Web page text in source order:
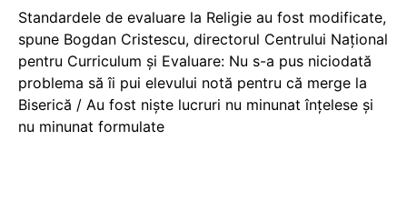
Standardele de evaluare la Religie au fost modificate,
spune Bogdan Cristescu, directorul Centrului Național
pentru Curriculum și Evaluare: Nu s-a pus niciodată
problema să îi pui elevului notă pentru că merge la
Biserică / Au fost niște lucruri nu minunat înțelese și
nu minunat formulate